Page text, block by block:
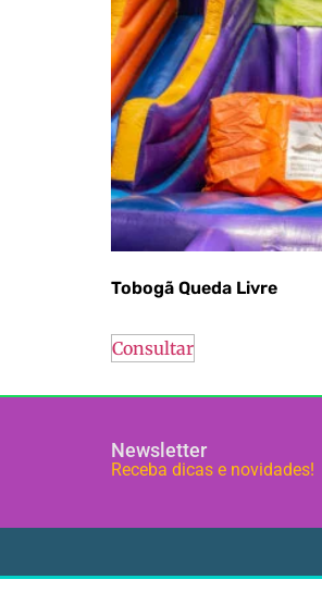
Tobogã Queda Livre
Consultar
Newsletter
Receba dicas e novidades!